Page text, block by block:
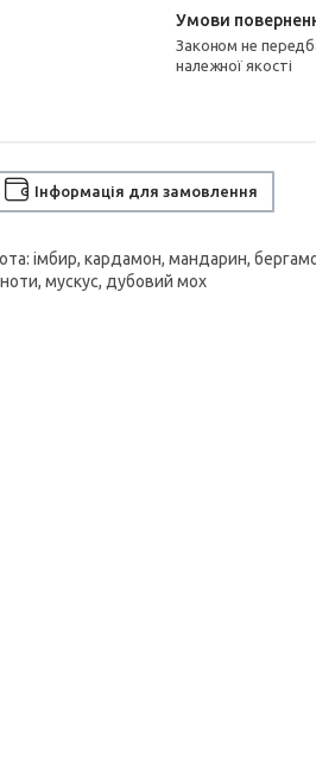
Законом не передбачено повернення та обмін даного товару
належної якості
Інформація для замовлення
імбир, кардамон, мандарин,
мускус, дубовий мох